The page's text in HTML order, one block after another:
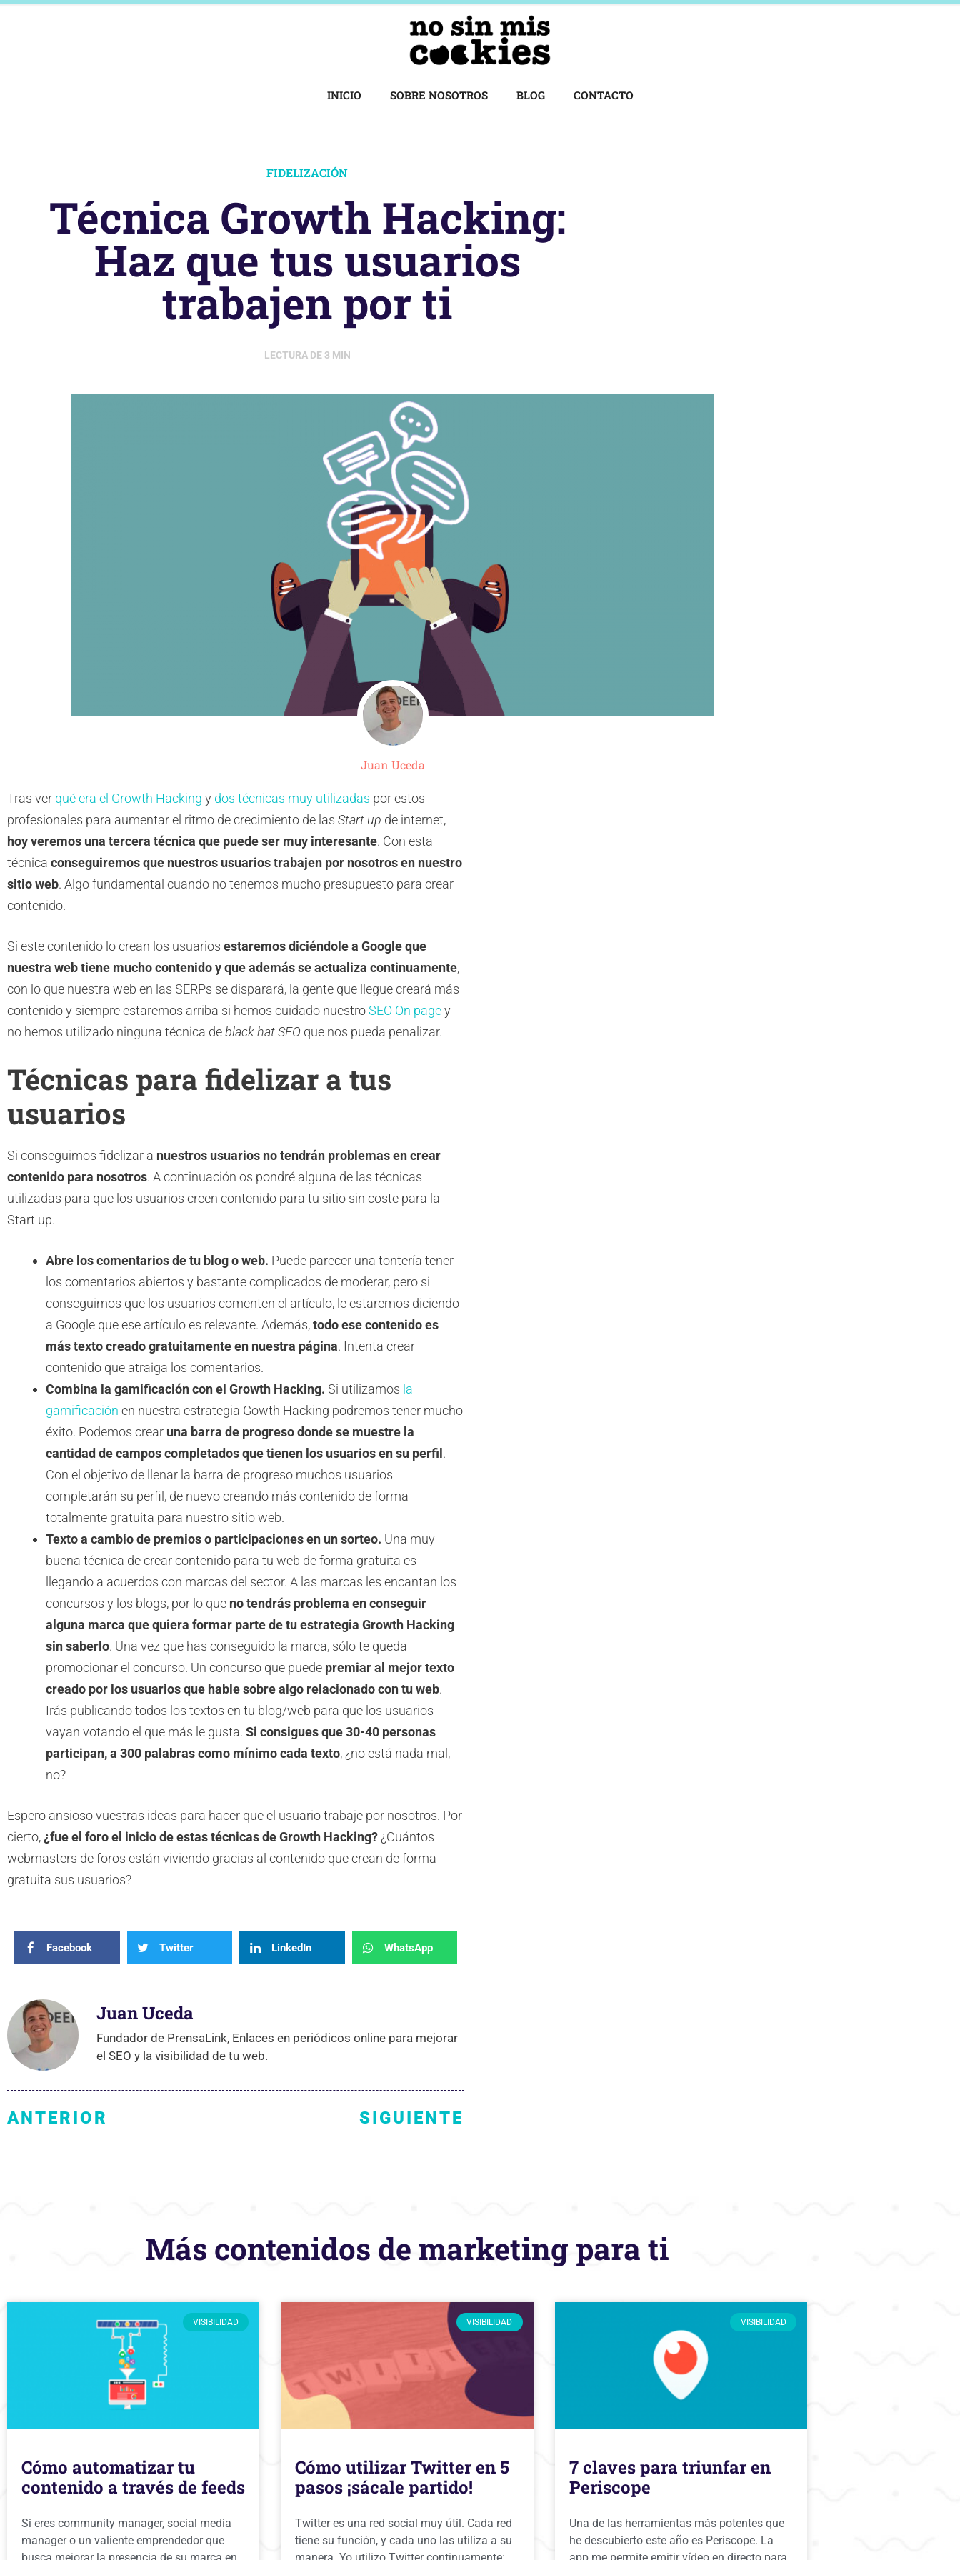
INICIO SOBRE NOSOTROS BLOG CONTACTO
FIDELIZACIÓN
Técnica Growth Hacking:
Haz que tus usuarios
trabajen por ti
LECTURA DE3 MIN
Juan Uceda
Tras ver qué era el Growth Hacking y dos técnicas muy utilizadas por estos
profesionales para aumentar el ritmo de crecimiento de las Start up de internet,
hoy veremos una tercera técnica que puede ser muy interesante. Con esta
técnica conseguiremos que nuestros usuarios trabajen por nosotros en nuestro
sitio web. Algo fundamental cuando no tenemos mucho presupuesto para crear
contenido.
Si este contenido lo crean los usuarios estaremos diciéndole a Google que
nuestra web tiene mucho contenido y que además se actualiza continuamente,
con lo que nuestra web en las SERPs se disparará, la gente que llegue creará más
contenido y siempre estaremos arriba si hemos cuidado nuestroSEO On pagey
no hemos utilizado ninguna técnica deblack hat SEO que nos pueda penalizar.
Técnicas para fidelizar a tus
usuarios
Si conseguimos fidelizar a nuestros usuarios no tendrán problemas en crear
contenido para nosotros. A continuación os pondré alguna de las técnicas
utilizadas para que los usuarios creen contenido para tu sitio sin coste para la
Start up.
Abre los comentarios de tu blog o web. Puede parecer una tontería tener
los comentarios abiertos y bastante complicados de moderar, pero si
conseguimos que los usuarios comenten el artículo, le estaremos diciendo
a Google que ese artículo es relevante. Además,todo ese contenido es
más texto creado gratuitamente en nuestra página. Intenta crear
contenido que atraiga los comentarios.
Combina la gamificación con el Growth Hacking. Si utilizamos la
gamificación en nuestra estrategia Gowth Hacking podremos tener mucho
éxito. Podemos crear una barra de progreso donde se muestre la
cantidad de campos completados que tienen los usuarios en su perfil .
Con el objetivo de llenar la barra de progreso muchos usuarios
completarán su perfil, de nuevo creando más contenido de forma
totalmente gratuita para nuestro sitio web.
Texto a cambio de premios o participaciones en un sorteo. Una muy
buena técnica de crear contenido para tu web de forma gratuita es
llegando a acuerdos con marcas del sector. A las marcas les encantan los
concursos y los blogs, por lo que no tendrás problema en conseguir
alguna marca que quiera formar parte de tu estrategia Growth Hacking
sin saberlo. Una vez que has conseguido la marca, sólo te queda
promocionar el concurso. Un concurso que puede premiar al mejor texto
creado por los usuarios que hable sobre algo relacionado con tu web.
Irás publicando todos los textos en tu blog/web para que los usuarios
vayan votando el que más le gusta. Si consigues que 30-40 personas
participan, a 300 palabras como mínimo cada texto, ¿no está nada mal,
no?
Espero ansioso vuestras ideas para hacer que el usuario trabaje por nosotros. Por
cierto,¿fue el foro el inicio de estas técnicas de Growth Hacking? ¿Cuántos
webmasters de foros están viviendo gracias al contenido que crean de forma
gratuita sus usuarios?
Facebook Twitter LinkedIn WhatsApp
Juan Uceda
Fundador de PrensaLink, Enlaces en periódicos online para mejorar
el SEO y la visibilidad de tu web.
ANTERIOR SIGUIENTE
Más contenidos de marketing para ti
VISIBILIDAD
Cómo automatizar tu
contenido a través de feeds
Si eres community manager, social media
manager o un valiente emprendedor que
busca mejorar la presencia de su marca en
VISIBILIDAD
Cómo utilizar Twitter en 5
pasos ¡sácale partido!
Twitter es una red social muy útil. Cada red
tiene su función, y cada uno las utiliza a su
manera. Yo utilizo Twitter continuamente:
VISIBILIDAD
7 claves para triunfar en
Periscope
Una de las herramientas más potentes que
he descubierto este año es Periscope. La
app me permite emitir vídeo en directo para